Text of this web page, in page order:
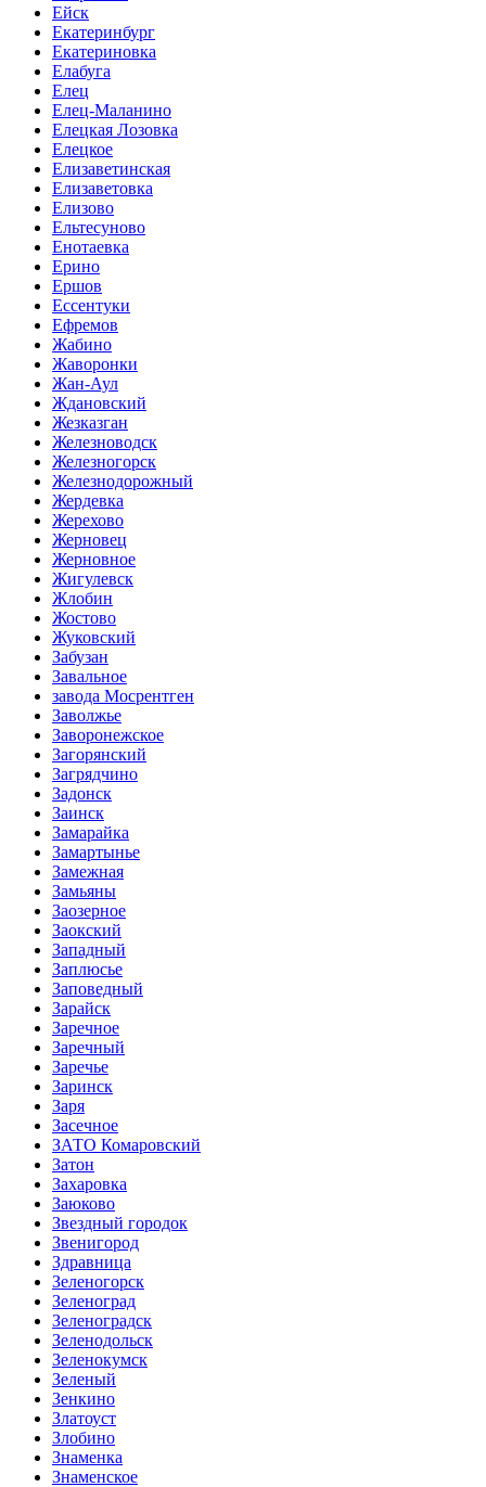
Ейск
Екатеринбург
Екатериновка
Елабуга
Елец
Елец-Маланино
Елецкая Лозовка
Елецкое
Елизаветинская
Елизаветовка
Елизово
Ельтесуново
Енотаевка
Ерино
Ершов
Ессентуки
Ефремов
Жабино
Жаворонки
Жан-Аул
Ждановский
Жезказган
Железноводск
Железногорск
Железнодорожный
Жердевка
Жерехово
Жерновец
Жерновное
Жигулевск
Жлобин
Жостово
Жуковский
Забузан
Завальное
завода Мосрентген
Заволжье
Заворонежское
Загорянский
Загрядчино
Задонск
Заинск
Замарайка
Замартынье
Замежная
Замьяны
Заозерное
Заокский
Западный
Заплюсье
Заповедный
Зарайск
Заречное
Заречный
Заречье
Заринск
Заря
Засечное
ЗАТО Комаровский
Затон
Захаровка
Заюково
Звездный городок
Звенигород
Здравница
Зеленогорск
Зеленоград
Зеленоградск
Зеленодольск
Зеленокумск
Зеленый
Зенкино
Златоуст
Злобино
Знаменка
Знаменское